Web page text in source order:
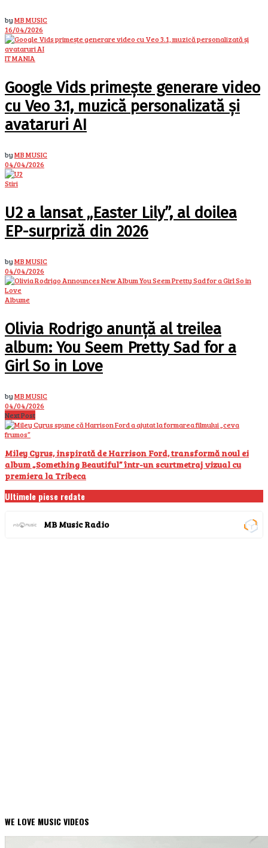
byMB MUSIC
16/04/2026
IT MANIA
Google Vids primește generare video
cu Veo 3.1, muzică personalizată și
avataruri AI
byMB MUSIC
04/04/2026
Stiri
U2 a lansat „Easter Lily”, al doilea
EP-surpriză din 2026
byMB MUSIC
04/04/2026
Albume
Olivia Rodrigo anunță al treilea
album: You Seem Pretty Sad for a
Girl So in Love
byMB MUSIC
04/04/2026
Next Post
Miley Cyrus, inspirată de Harrison Ford, transformă noul ei
album „Something Beautiful” într-un scurtmetraj vizual cu
premiera la Tribeca
Ultimele piese redate
MB Music Radio
WE LOVE MUSIC VIDEOS